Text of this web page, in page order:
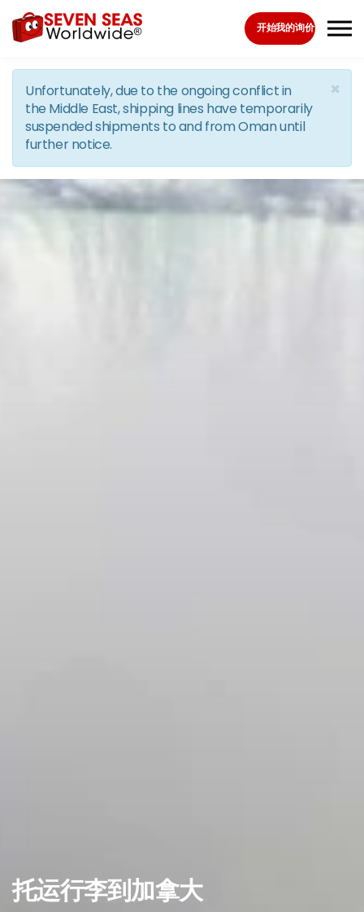
Skip to the content
开始我的询价
×
Unfortunately, due to the ongoing conflict in
the Middle East, shipping lines have temporarily
suspended shipments to and from Oman until
further notice.
托运行李到加拿大